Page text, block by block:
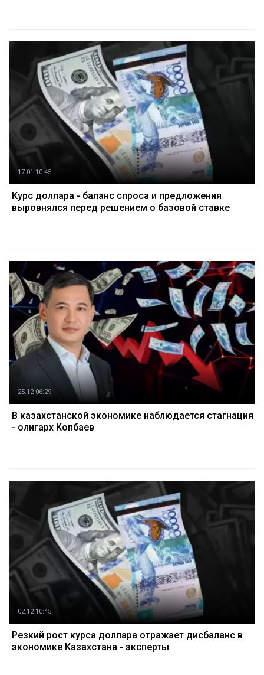
17.01 10:45
Курс доллара - баланс спроса и предложения
выровнялся перед решением о базовой ставке
25.12 06:29
В казахстанской экономике наблюдается стагнация
- олигарх Копбаев
02.12 10:45
Резкий рост курса доллара отражает дисбаланс в
экономике Казахстана - эксперты